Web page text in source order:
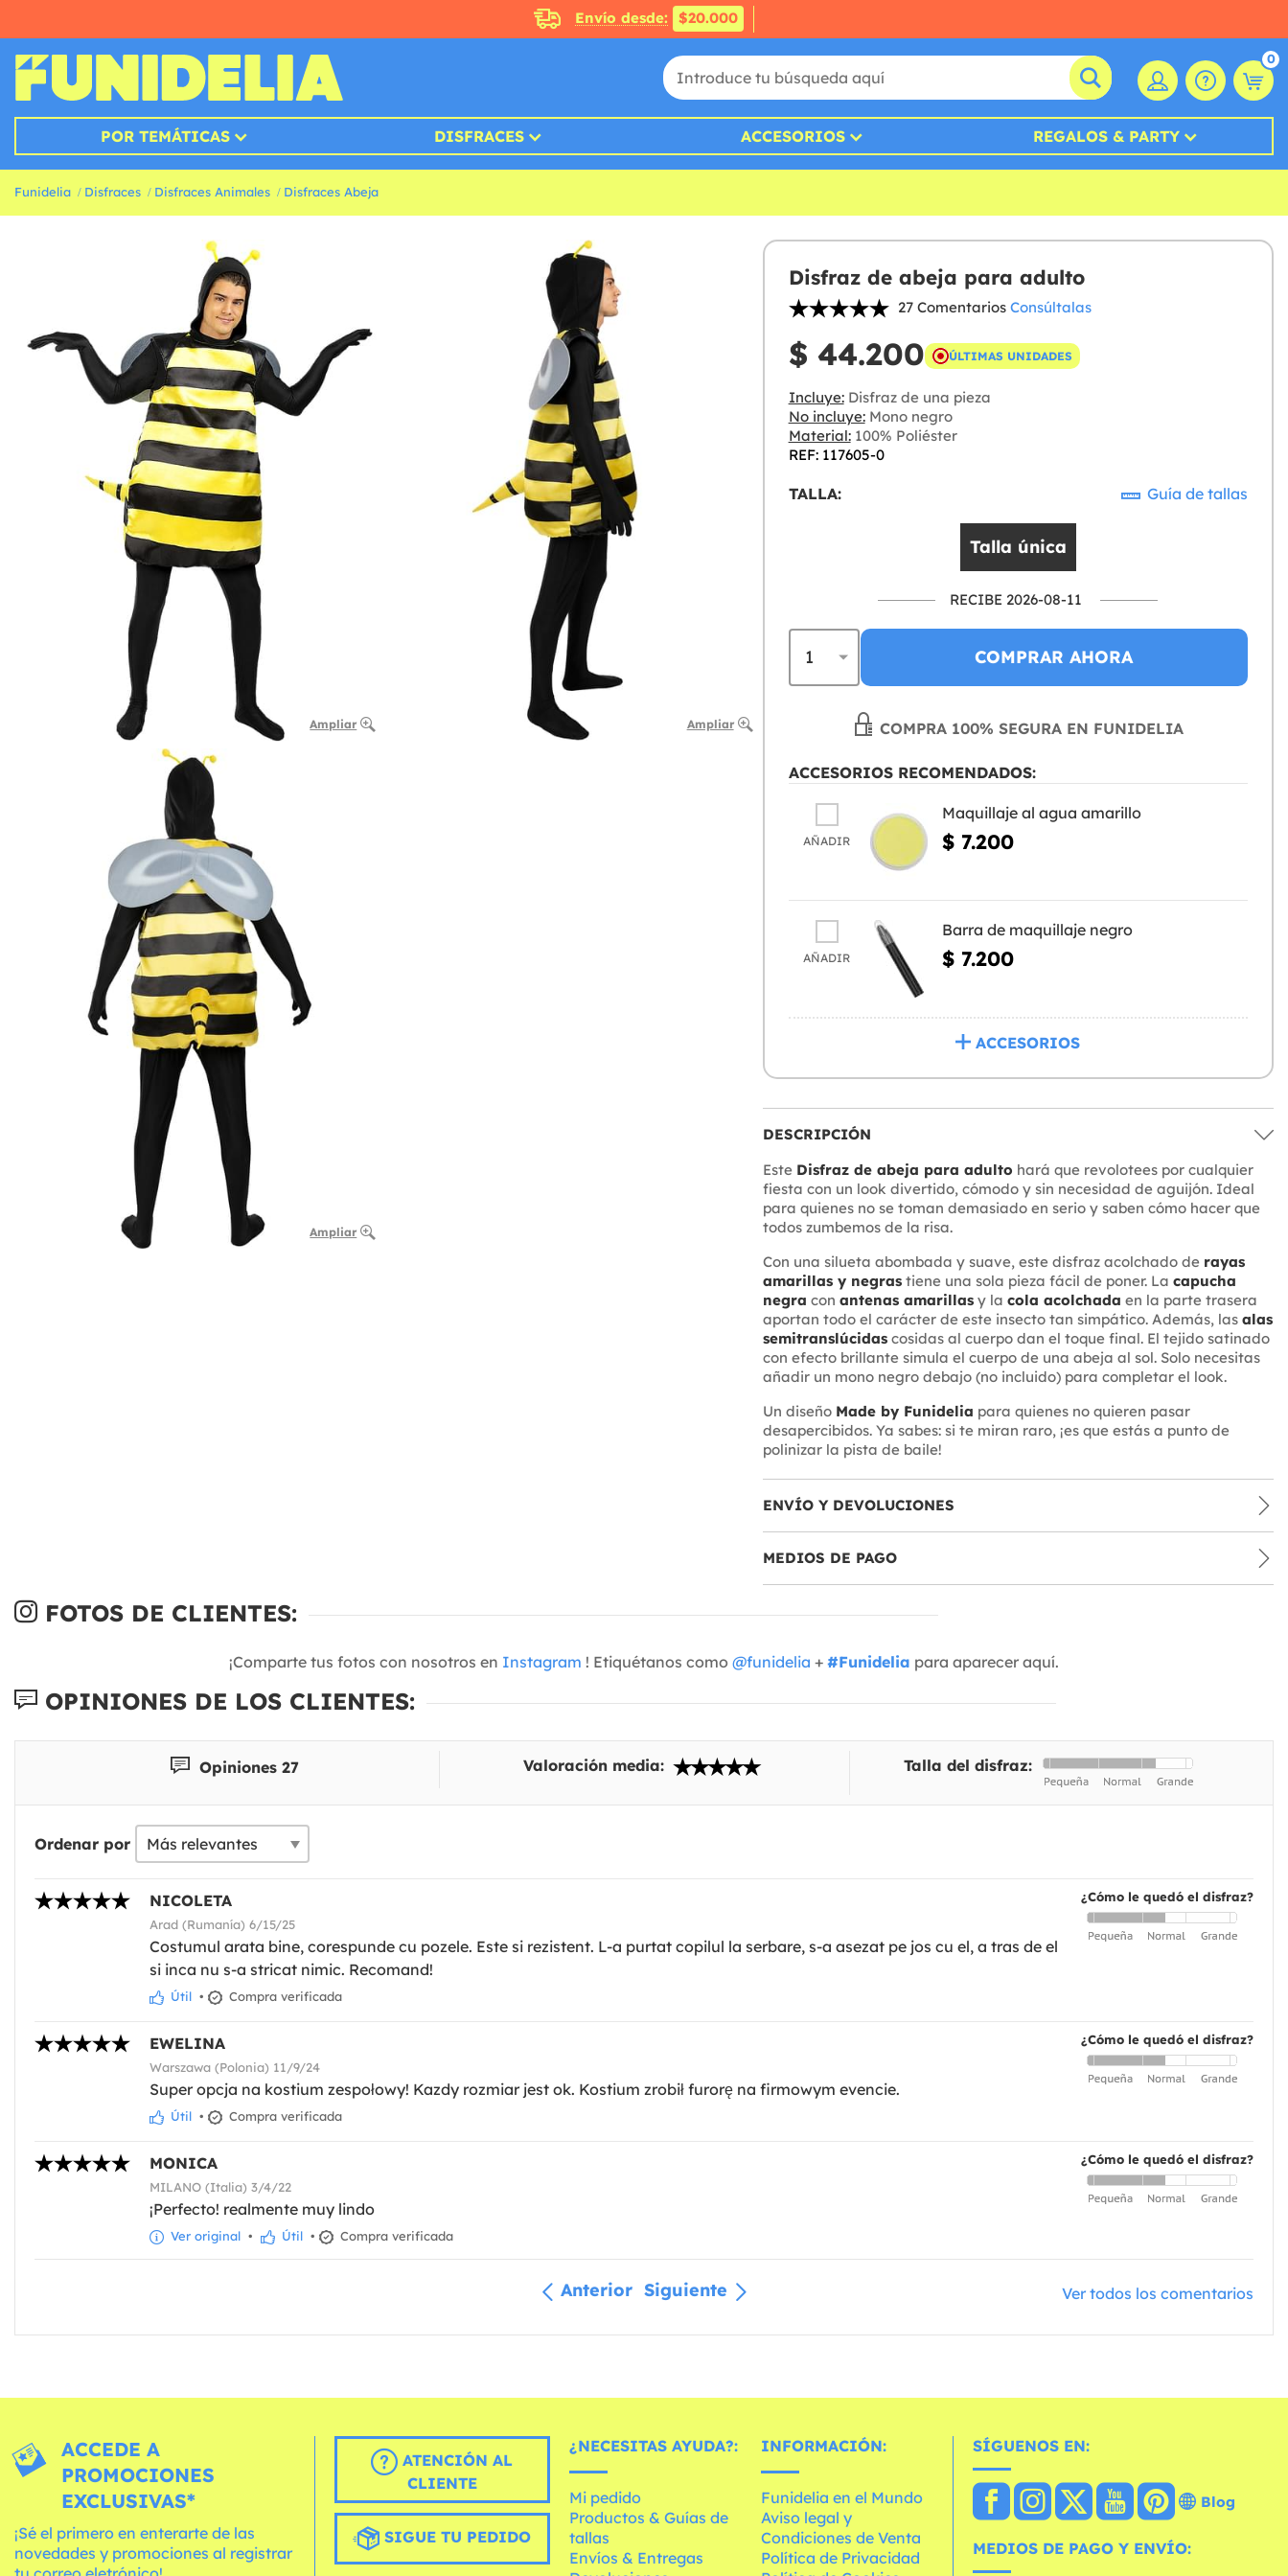
Envío desde: $20.000
0
POR TEMÁTICAS DISFRACES ACCESORIOS REGALOS & PARTY
Funidelia Disfraces Disfraces Animales Disfraces Abeja
Ampliar Ampliar
Ampliar
Disfraz de abeja para adulto
27 Comentarios Consúltalas
$ 44.200 ÚLTIMAS UNIDADES
Incluye:Disfraz de una pieza
No incluye:Mono negro
Material:100% Poliéster
REF: 117605-0
TALLA: Guía de tallas
Talla única
RECIBE 2026-08-11
COMPRAR AHORA
COMPRA 100% SEGURA EN FUNIDELIA
ACCESORIOS RECOMENDADOS:
AÑADIR
Maquillaje al agua amarillo
$ 7.200
AÑADIR
Barra de maquillaje negro
$ 7.200
ACCESORIOS
DESCRIPCIÓN
Este Disfraz de abeja para adulto hará que revolotees por cualquier
fiesta con un look divertido, cómodo y sin necesidad de aguijón. Ideal
para quienes no se toman demasiado en serio y saben cómo hacer que
todos zumbemos de la risa.
Con una silueta abombada y suave, este disfraz acolchado de rayas
amarillas y negrastiene una sola pieza fácil de poner. La capucha
negra con antenas amarillasy la cola acolchada en la parte trasera
aportan todo el carácter de este insecto tan simpático. Además, las alas
semitranslúcidascosidas al cuerpo dan el toque final. El tejido satinado
con efecto brillante simula el cuerpo de una abeja al sol. Solo necesitas
añadir un mono negro debajo (no incluido) para completar el look.
Un diseño Made by Funidelia para quienes no quieren pasar
desapercibidos. Ya sabes: si te miran raro, ¡es que estás a punto de
polinizar la pista de baile!
ENVÍO Y DEVOLUCIONES
MEDIOS DE PAGO
FOTOS DE CLIENTES:
¡Comparte tus fotos con nosotros en Instagram ! Etiquétanos como @funidelia + #Funidelia para aparecer aquí.
OPINIONES DE LOS CLIENTES:
Opiniones 27 Valoración media: Talla del disfraz:
Ordenar por
¿Cómo le quedó el disfraz?
NICOLETA
Arad (Rumanía) 6/15/25
Costumul arata bine, corespunde cu pozele. Este si rezistent. L-a purtat copilul la serbare, s-a asezat pe jos cu el, a tras de el
si inca nu s-a stricat nimic. Recomand!
Útil • Compra verificada
¿Cómo le quedó el disfraz?
EWELINA
Warszawa (Polonia) 11/9/24
Super opcja na kostium zespołowy! Kazdy rozmiar jest ok. Kostium zrobił furorę na firmowym evencie.
Útil • Compra verificada
¿Cómo le quedó el disfraz?
MONICA
MILANO (Italia) 3/4/22
¡Perfecto! realmente muy lindo
Ver original • Útil • Compra verificada
Anterior Siguiente Ver todos los comentarios
ACCEDE A
PROMOCIONES
EXCLUSIVAS*
¡Sé el primero en enterarte de las
novedades y promociones al registrar
ATENCIÓN AL
CLIENTE
SIGUE TU PEDIDO
¿NECESITAS AYUDA?:
Mi pedido
Productos & Guías de
tallas
Envíos & Entregas
INFORMACIÓN:
Funidelia en el Mundo
Aviso legal y
Condiciones de Venta
Política de Privacidad
SÍGUENOS EN:
Blog
MEDIOS DE PAGO Y ENVÍO: